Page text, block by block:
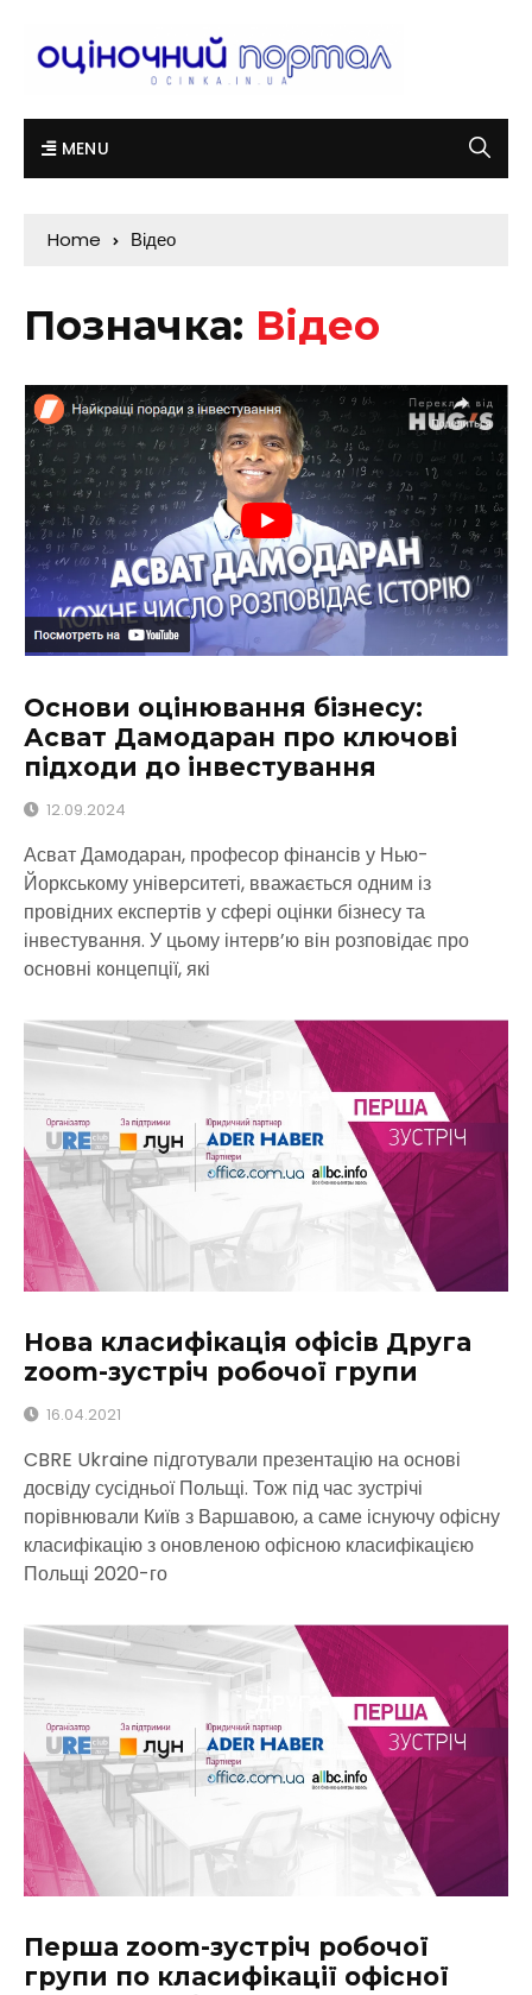
MENU
Home Відео
Позначка: Відео
Основи оцінювання бізнесу:
Асват Дамодаран про ключові
підходи до інвестування
12.09.2024
Асват Дамодаран, професор фінансів у Нью-
Йоркському університеті, вважається одним із
провідних експертів у сфері оцінки бізнесу та
інвестування. У цьому інтерв’ю він розповідає про
основні концепції, які
Нова класифікація офісів Друга
zoom-зустріч робочої групи
16.04.2021
CBRE Ukraine підготували презентацію на основі
досвіду сусідньої Польщі. Тож під час зустрічі
порівнювали Київ з Варшавою, а саме існуючу офісну
класифікацію з оновленою офісною класифікацією
Польщі 2020-го
Перша zoom-зустріч робочої
групи по класифікації офісної